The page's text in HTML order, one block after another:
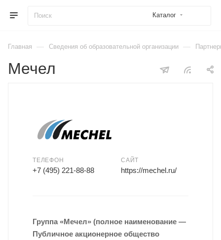
Каталог
Главная — Сведения об образовательной организации —
Мечел
ТЕЛЕФОН
+7 (495) 221-88-88
САЙТ
https://mechel.ru/
Группа «Мечел» (полное наименование —
Публичное акционерное общество